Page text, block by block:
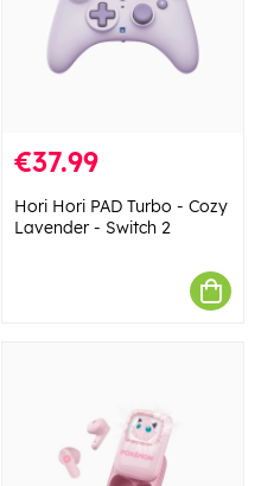
€37.99
Hori Hori PAD Turbo - Cozy
Lavender - Switch 2